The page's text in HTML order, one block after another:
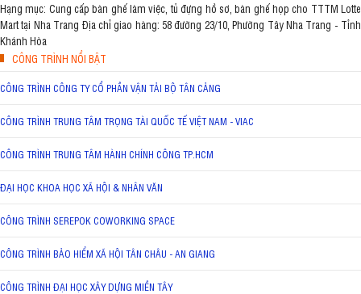
Hạng mục: Cung cấp bàn ghế làm việc, tủ đựng hồ sơ, bàn ghế họp cho TTTM Lotte
Mart tại Nha Trang Địa chỉ giao hàng: 58 đường 23/10, Phường Tây Nha Trang - Tỉnh
Khánh Hòa
CÔNG TRÌNH NỔI BẬT
CÔNG TRÌNH CÔNG TY CỔ PHẦN VẬN TẢI BỘ TÂN CẢNG
CÔNG TRÌNH TRUNG TÂM TRỌNG TÀI QUỐC TẾ VIỆT NAM - VIAC
CÔNG TRÌNH TRUNG TÂM HÀNH CHÍNH CÔNG TP.HCM
ĐẠI HỌC KHOA HỌC XÃ HỘI & NHÂN VĂN
CÔNG TRÌNH SEREPOK COWORKING SPACE
CÔNG TRÌNH BẢO HIỂM XÃ HỘI TÂN CHÂU - AN GIANG
CÔNG TRÌNH ĐẠI HỌC XÂY DỰNG MIỀN TÂY